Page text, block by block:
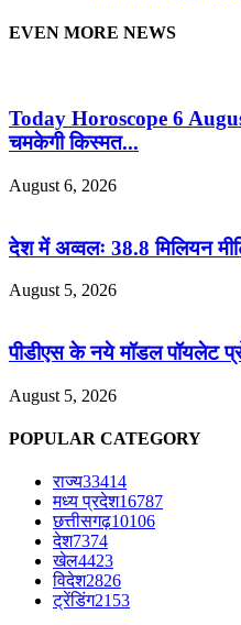
EVEN MORE NEWS
Today Horoscope 6
चमकेगी किस्मत...
August 6, 2026
देश में अव्वलः 38.8 मिलियन
August 5, 2026
पीडीएस के नये मॉडल पॉयलेट
August 5, 2026
POPULAR CATEGORY
राज्य33414
मध्य प्रदेश16787
छत्तीसगढ़10106
देश7374
खेल4423
विदेश2826
ट्रेंडिंग2153